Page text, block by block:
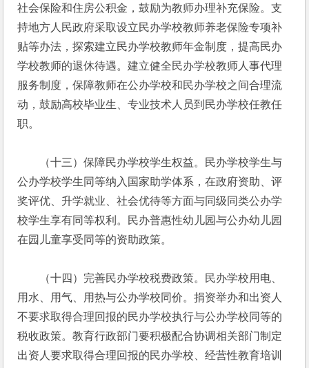
社会保险和住房公积金，鼓励为教师办理补充保险。支
持地方人民政府采取设立民办学校教师养老保险专项补
贴等办法，探索建立民办学校教师年金制度，提高民办
学校教师的退休待遇。建立健全民办学校教师人事代理
服务制度，保障教师在公办学校和民办学校之间合理流
动，鼓励高校毕业生、专业技术人员到民办学校任教任
职。
（十三）保障民办学校学生权益。民办学校学生与
公办学校学生同等纳入国家助学体系，在政府资助、评
奖评优、升学就业、社会优待等方面与同级同类公办学
校学生享有同等权利。民办普惠性幼儿园与公办幼儿园
在园儿童享受同等的资助政策。
（十四）完善民办学校税费政策。民办学校用电、
用水、用气、用热与公办学校同价。捐资举办和出资人
不要求取得合理回报的民办学校执行与公办学校同等的
税收政策。教育行政部门要积极配合协调相关部门制定
出资人要求取得合理回报的民办学校、经营性教育培训